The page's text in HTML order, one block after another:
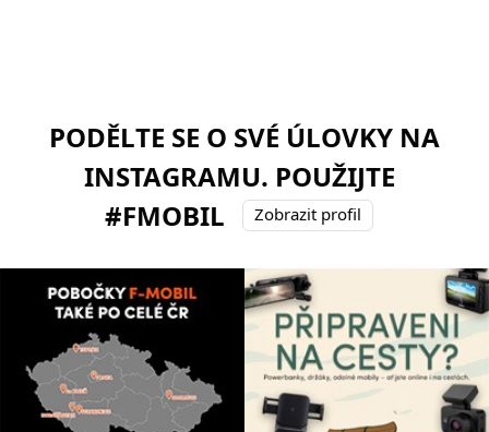
PODĚLTE SE O SVÉ ÚLOVKY NA
INSTAGRAMU. POUŽIJTE
#FMOBIL
Zobrazit profil